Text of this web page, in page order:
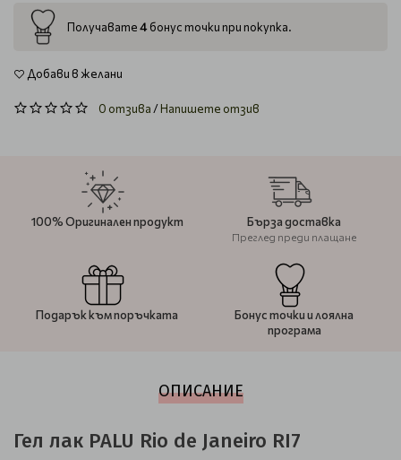
Получавате4бонус точки при покупка.
Добави в желани
0 отзива/Напишете отзив
100% Оригинален продукт Бърза доставка
Преглед преди плащане
Подарък към поръчката
Бонус точки и лоялна
програма
ОПИСАНИЕ
Гел лак PALU Rio de Janeiro RI7